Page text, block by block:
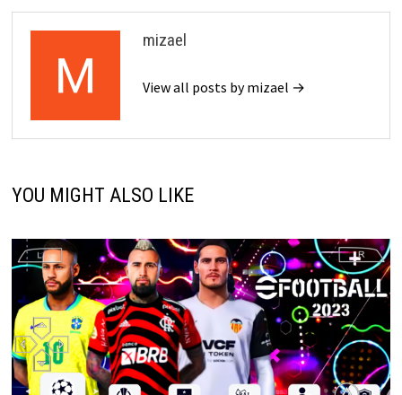
mizael
View all posts by mizael →
YOU MIGHT ALSO LIKE